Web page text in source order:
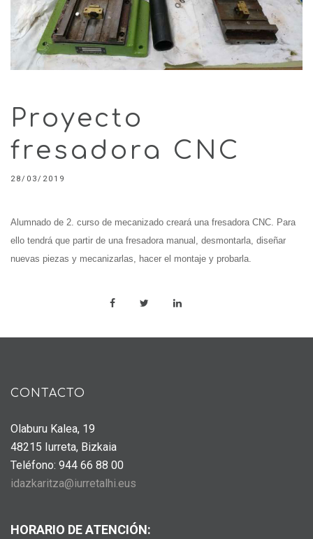
Proyecto
fresadora CNC
28/03/2019
Alumnado de 2. curso de mecanizado creará una fresadora CNC. Para
ello tendrá que partir de una fresadora manual, desmontarla, diseñar
nuevas piezas y mecanizarlas, hacer el montaje y probarla.
CONTACTO
Olaburu Kalea, 19
48215 Iurreta, Bizkaia
Teléfono: 944 66 88 00
idazkaritza@iurretalhi.eus
HORARIO DE ATENCIÓN: